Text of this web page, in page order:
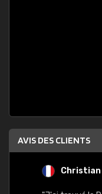
AVIS DES CLIENTS
Christian